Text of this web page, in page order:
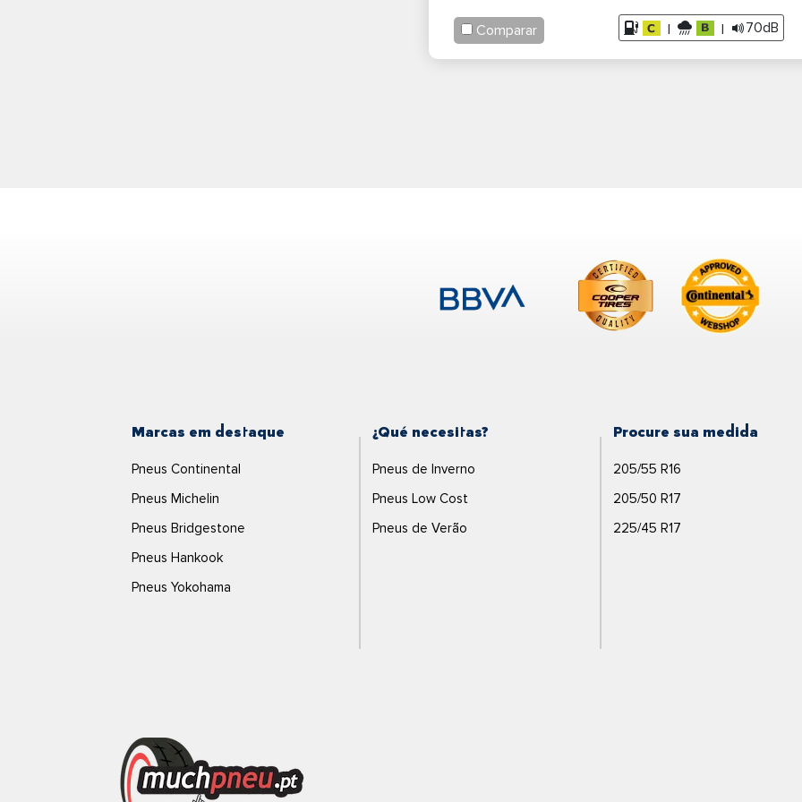
Comparar | | 70dB
Marcas em destaque
Pneus Continental
Pneus Michelin
Pneus Bridgestone
Pneus Hankook
Pneus Yokohama
¿Qué necesitas?
Pneus de Inverno
Pneus Low Cost
Pneus de Verão
Procure sua medida
205/55 R16
205/50 R17
225/45 R17